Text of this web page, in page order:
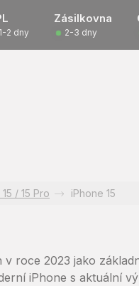
Zásilkovna
1-2 dny 2-3 dny
/ 15 Pro iPhone 15
v roce 2023 jako
iPhone s aktuální